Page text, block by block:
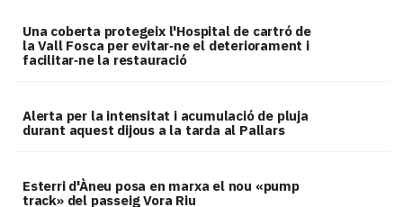
Una coberta protegeix l'Hospital de cartró de
la Vall Fosca per evitar‑ne el deteriorament i
facilitar‑ne la restauració
Alerta per la intensitat i acumulació de pluja
durant aquest dijous a la tarda al Pallars
Esterri d'Àneu posa en marxa el nou «pump
track» del passeig Vora Riu